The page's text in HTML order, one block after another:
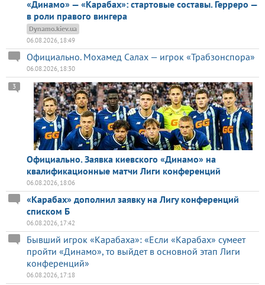
«Динамо» — «Карабах»: стартовые составы. Герреро —
в роли правого вингера
Dynamo.kiev.ua
06.08.2026, 18:49
Официально. Мохамед Салах — игрок «Трабзонспора»
06.08.2026, 18:30
Официально. Заявка киевского «Динамо» на
квалификационные матчи Лиги конференций
3
06.08.2026, 18:06
«Карабах» дополнил заявку на Лигу конференций
списком Б
06.08.2026, 17:42
Бывший игрок «Карабаха»: «Если «Карабах» сумеет
пройти «Динамо», то выйдет в основной этап Лиги
конференций»
06.08.2026, 17:18